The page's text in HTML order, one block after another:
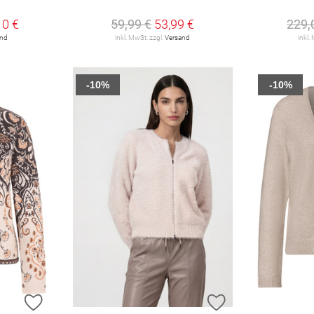
€ 59,99 € 53,99 €
inkl. MwSt. zzgl.Versand inkl.
ZUR WUNSCHLISTE HINZUFÜGEN ZUR
-10% -10%